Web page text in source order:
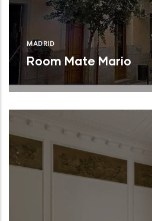
MADRID
Room Mate Mario